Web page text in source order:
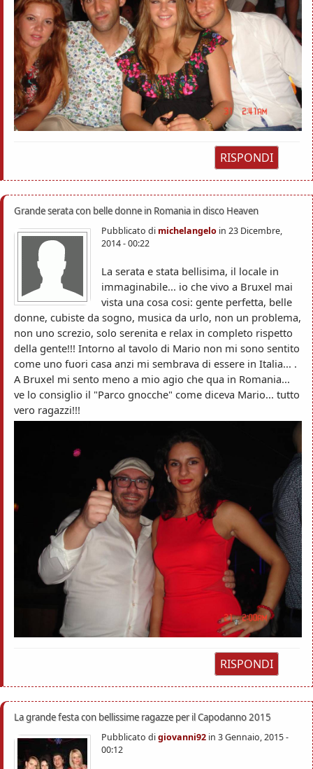
RISPONDI
Grande serata con belle donne in Romania in disco Heaven
Pubblicato di michelangelo in 23 Dicembre,
2014 - 00:22
La serata e stata bellisima, il locale in
immaginabile... io che vivo a Bruxel mai
vista una cosa cosi: gente perfetta, belle
donne, cubiste da sogno, musica da urlo, non un problema,
non uno screzio, solo serenita e relax in completo rispetto
della gente!!! Intorno al tavolo di Mario non mi sono sentito
come uno fuori casa anzi mi sembrava di essere in Italia... .
A Bruxel mi sento meno a mio agio che qua in Romania...
ve lo consiglio il "Parco gnocche" come diceva Mario... tutto
vero ragazzi!!!
RISPONDI
La grande festa con bellissime ragazze per il Capodanno 2015
Pubblicato digiovanni92 in 3 Gennaio, 2015 -
00:12